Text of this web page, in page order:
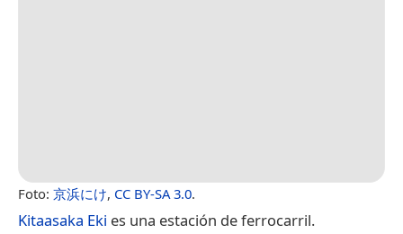
Foto: 京浜にけ, CC BY-SA 3.0.
Kitaasaka Eki es una estación de ferrocarril.